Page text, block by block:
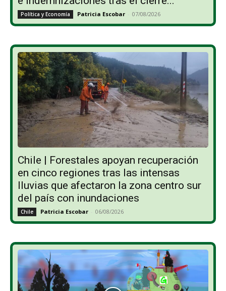
Política y Economía Patricia Escobar - 07/08/2026
Chile | Forestales apoyan recuperación
en cinco regiones tras las intensas
lluvias que afectaron la zona centro sur
del país con inundaciones
Chile Patricia Escobar - 06/08/2026